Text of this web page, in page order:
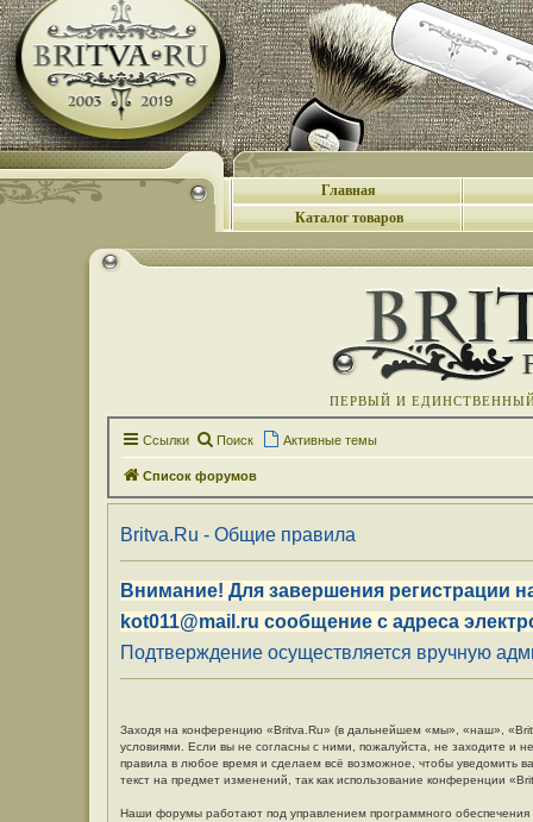
Главная
Каталог товаров
ПЕРВЫЙ И
Ссылки Поиск Активные темы
Список форумов
Britva.Ru - Общие правила
Внимание! Для завершения регистрации
kot011@mail.ru сообщение с адреса
Подтверждение осуществляется вручную
Заходя на конференцию «Britva.Ru» (в дальнейшем «мы», «наш»,
условиями. Если вы не согласны с ними, пожалуйста, не заходите и
правила в любое время и сделаем всё возможное, чтобы уведомить
текст на предмет изменений, так как использование конференции
Наши форумы работают под управлением программного